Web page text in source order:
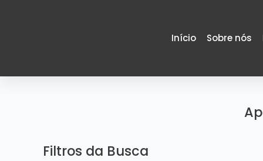
Sobre nós
Início
Filtros da Busca